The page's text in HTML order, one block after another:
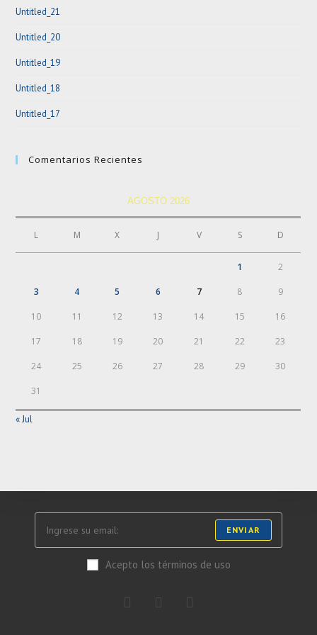
Untitled_21
Untitled_20
Untitled_19
Untitled_18
Untitled_17
Comentarios Recientes
AGOSTO 2026
L M X J V S D
1 2
3 4 5 6 7 8 9
10 11 12 13 14 15 16
17 18 19 20 21 22 23
24 25 26 27 28 29 30
31
« Jul
ENVIAR
Acepto los términos de uso